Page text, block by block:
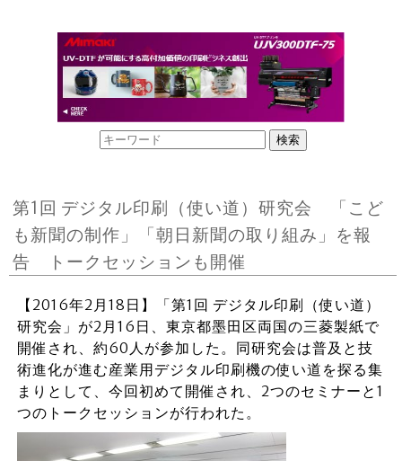
第1回 デジタル印刷（使い道）研究会 「こど
も新聞の制作」「朝日新聞の取り組み」を報
告 トークセッションも開催
【2016年2月18日】「第1回 デジタル印刷（使い道）
研究会」が2月16日、東京都墨田区両国の三菱製紙で
開催され、約60人が参加した。同研究会は普及と技
術進化が進む産業用デジタル印刷機の使い道を探る集
まりとして、今回初めて開催され、2つのセミナーと1
つのトークセッションが行われた。